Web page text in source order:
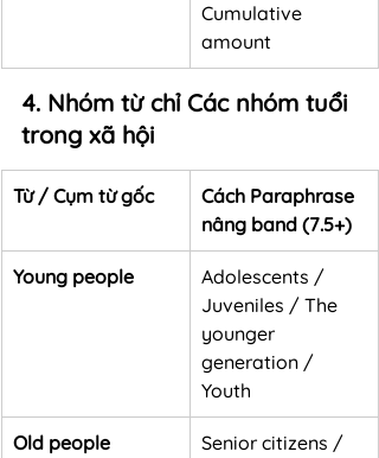
Cumulative
amount
4. Nhóm từ chỉ Các nhóm tuổi
trong xã hội
Từ / Cụm từ gốc
Cách Paraphrase
nâng band (7.5+)
Young people
Adolescents /
Juveniles / The
younger
generation /
Youth
Old people
Senior citizens /